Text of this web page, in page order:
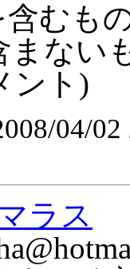
含むも
まない
ント)
04/
ラス